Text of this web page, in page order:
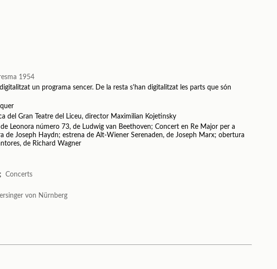
1954
un programa sencer. De la resta s'han digitalitzat les parts que són
del Gran Teatre del Liceu, director Maximilian Kojetinsky
Leonora número 73, de Ludwig van Beethoven; Concert en Re Major per a
de Joseph Haydn; estrena de Alt-Wiener Serenaden, de Joseph Marx; obertura
de Richard Wagner
Concerts
von Nürnberg